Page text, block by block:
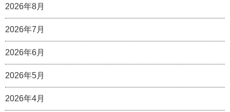
2026年8月
2026年7月
2026年6月
2026年5月
2026年4月